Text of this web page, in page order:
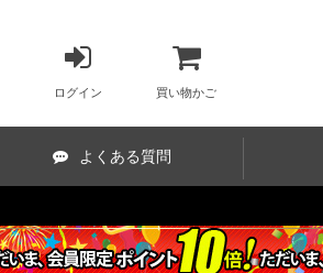
ログイン 買い物かご
よくある質問